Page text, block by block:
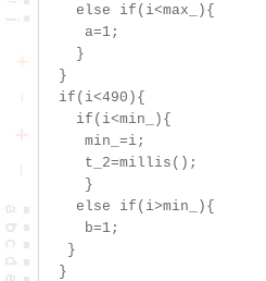
   else if(i<max_){
    a=1;
   }
}
if(i<490){
   if(i<min_){
    min_=i;
    t_2=millis();
    }
   else if(i>min_){
    b=1;
  }
}